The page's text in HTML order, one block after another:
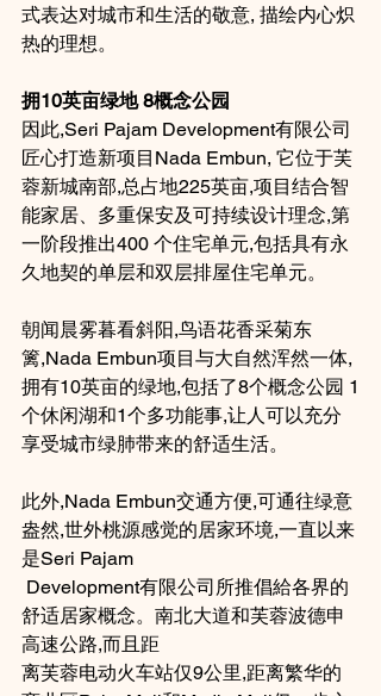
式表达对城市和生活的敬意, 描绘内心炽
热的理想。
拥10英亩绿地 8概念公园
因此,Seri Pajam Development有限公司
匠心打造新项目Nada Embun, 它位于芙
蓉新城南部,总占地225英亩,项目结合智
能家居、多重保安及可持续设计理念,第
一阶段推出400 个住宅单元,包括具有永
久地契的单层和双层排屋住宅单元。
朝闻晨雾暮看斜阳,鸟语花香采菊东
篱,Nada Embun项目与大自然浑然一体,
拥有10英亩的绿地,包括了8个概念公园 1
个休闲湖和1个多功能事,让人可以充分
享受城市绿肺带来的舒适生活。
此外,Nada Embun交通方便,可通往绿意
盎然,世外桃源感觉的居家环境,一直以来
是Seri Pajam
舒适居家概念。南北大道和芙蓉波德申
高速公路,而且距
离芙蓉电动火车站仅9公里,距离繁华的